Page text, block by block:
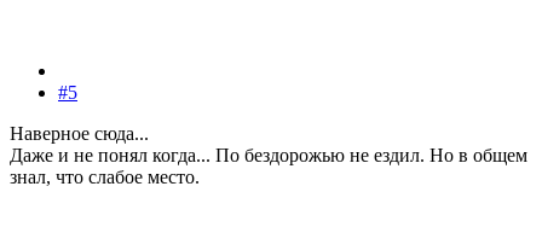
#5
Наверное сюда...
Даже и не понял когда... По бездорожью не ездил. Но в общем
знал, что слабое место.